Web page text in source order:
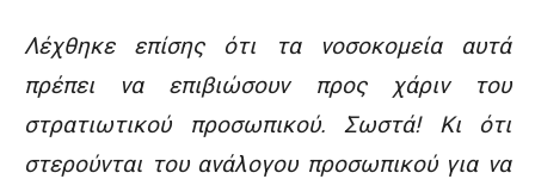
Λέχθηκε επίσης ότι τα νοσοκομεία αυτά
πρέπει να επιβιώσουν προς χάριν του
στρατιωτικού προσωπικού. Σωστά! Κι ότι
στερούνται του ανάλογου προσωπικού για να